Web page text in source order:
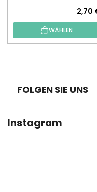
2,70
WÄHLEN
FOLGEN SIE UNS
Instagram